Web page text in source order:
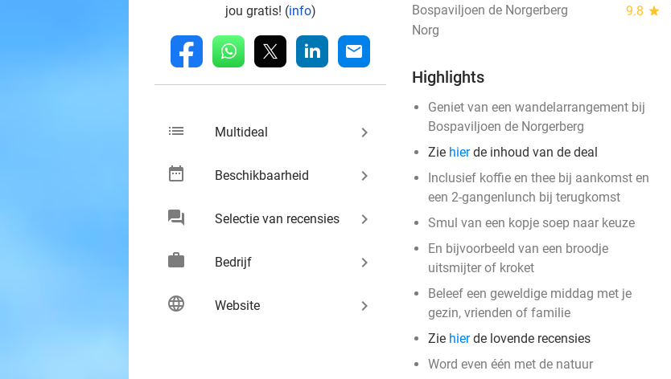
jou gratis! (info)
fb whatsapp linkedin mail
list Multideal keyboard_arrow_right
date_range Beschikbaarheid keyboard_arrow_right
chat Selectie van recensies keyboard_arrow_right
work Bedrijf keyboard_arrow_right
language Website keyboard_arrow_right
Bospaviljoen de Norgerberg 9.8 star
Norg
Highlights
Geniet van een wandelarrangement bij
Bospaviljoen de Norgerberg
Zie hierde inhoud van de deal
Inclusief koffie en thee bij aankomst en
een 2-gangenlunch bij terugkomst
Smul van een kopje soep naar keuze
En bijvoorbeeld van een broodje
uitsmijter of kroket
Beleef een geweldige middag met je
gezin, vrienden of familie
Zie hierde lovende recensies
Word even één met de natuur